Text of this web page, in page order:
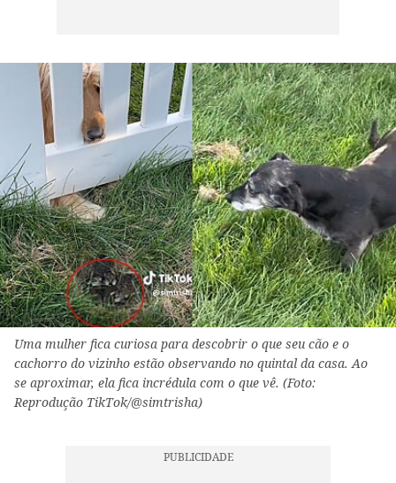
Uma mulher fica curiosa para descobrir o que seu cão e o
cachorro do vizinho estão observando no quintal da casa. Ao
se aproximar, ela fica incrédula com o que vê. (Foto:
Reprodução TikTok/@simtrisha)